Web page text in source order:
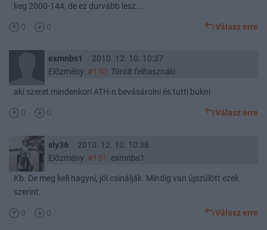
keg 2000-144, de ez durvább lesz....
0 0 Válasz erre
exmnbs1
2010. 12. 10. 10:37
Előzmény: #150 Törölt felhasználó
aki szeret mindenkori ATH-n bevásárolni és tutti bukni
0 0 Válasz erre
sly36
2010. 12. 10. 10:38
Előzmény: #151 exmnbs1
Kb. De meg kell hagyni, jól csinálják. Mindig van újszülött ezek
szerint.
0 0 Válasz erre